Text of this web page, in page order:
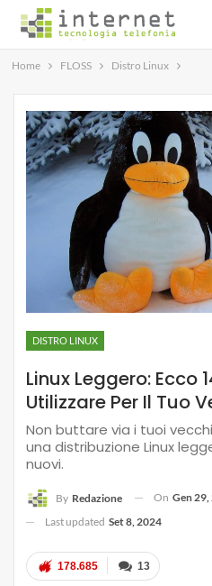
Home FLOSS Distro Linux
DISTRO LINUX
Linux Leggero: Ecco
Utilizzare Per Il Tuo
Non buttare via i tuoi
una distribuzione Linux
nuovi.
By Redazione On Gen
Last updated Set 8, 2024
13
178.685